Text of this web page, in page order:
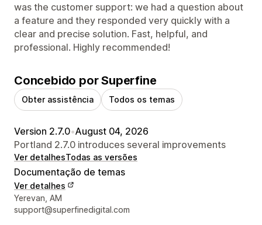
was the customer support: we had a question about
a feature and they responded very quickly with a
clear and precise solution. Fast, helpful, and
professional. Highly recommended!
Concebido por Superfine
Obter assistência Todos os temas
Version 2.7.0•August 04, 2026
Portland 2.7.0 introduces several improvements
Ver detalhesTodas as versões
Documentação de temas
Ver detalhes
Detalhes de contacto do designer
Yerevan, AM
support@superfinedigital.com